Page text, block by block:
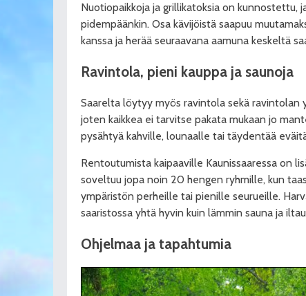
Nuotiopaikkoja ja grillikatoksia on kunnostettu,
pidempäänkin. Osa kävijöistä saapuu
kanssa ja herää seuraavana aamuna keskeltä
Ravintola, pieni kauppa ja saunoja
Saarelta löytyy myös ravintola sekä ravintolan
joten kaikkea ei tarvitse pakata mukaan jo
pysähtyä kahville, lounaalle tai täydentää
Rentoutumista kaipaaville Kaunissaaressa on
soveltuu jopa noin 20 hengen ryhmille, kun
ympäristön perheille tai pienille seurueille.
saaristossa yhtä hyvin kuin lämmin sauna ja
Ohjelmaa ja tapahtumia